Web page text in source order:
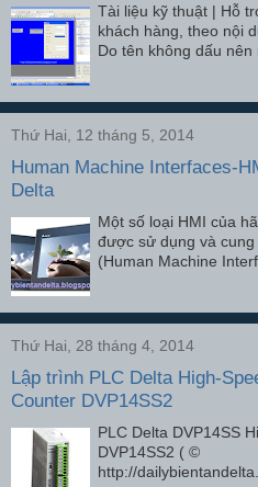
Tài liệu kỹ thuật | Hỗ
khách hàng, theo nội
Do tên không dấu nên
Thứ Hai, 12 tháng 5, 2014
Human Machine Interfaces-
Delta
Một số loại HMI của
được sử dụng và
(Human Machine
Thứ Hai, 28 tháng 4, 2014
Lập trình PLC Delta High-
Counter DVP14SS2
PLC Delta DVP14SS
DVP14SS2 ( ©
http://